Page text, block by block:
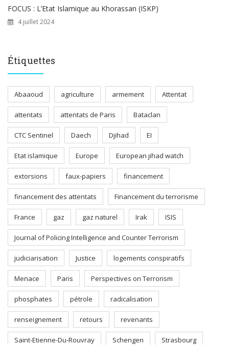
FOCUS : L’Etat Islamique au Khorassan (ISKP)
4 juillet 2024
Étiquettes
Abaaoud agriculture armement Attentat
attentats attentats de Paris Bataclan
CTC Sentinel Daech Djihad EI
Etat islamique Europe European jihad watch
extorsions faux-papiers financement
financement des attentats Financement du terrorisme
France gaz gaz naturel Irak ISIS
Journal of Policing Intelligence and Counter Terrorism
judiciarisation Justice logements conspiratifs
Menace Paris Perspectives on Terrorism
phosphates pétrole radicalisation
renseignement retours revenants
Saint-Etienne-Du-Rouvray Schengen Strasbourg